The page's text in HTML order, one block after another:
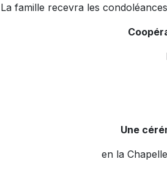
La famille recevra les condoléances
Une
en la